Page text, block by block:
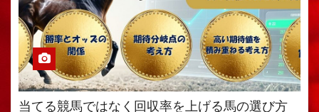
当てる競馬ではなく回収率を上げる馬の選び方